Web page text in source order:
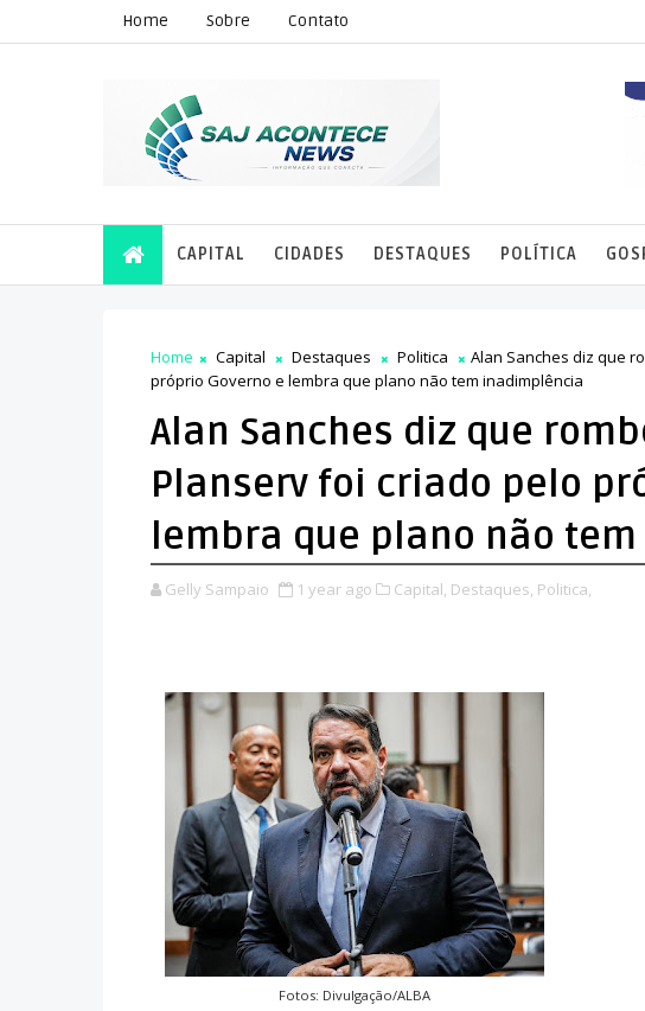
Home Sobre Contato
CAPITAL CIDADES DESTAQUES POLÍTICA
Home Capital Destaques Politica
Alan Sanches diz que
próprio Governo e lembra que plano não tem inadimplência
Alan Sanches diz que
Planserv foi criado pelo
lembra que plano não
Gelly Sampaio 1 year ago Capital, Destaques, Politica,
Fotos: Divulgação/ALBA